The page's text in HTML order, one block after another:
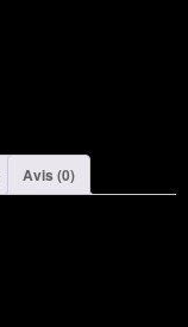
Avis (0)